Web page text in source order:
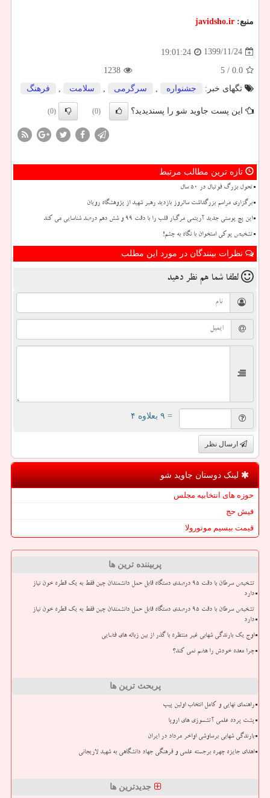
منبع: javidsho.ir
1399/11/24
19:01:24
0.0
/ 5
1238
تگهای خبر:
جشنواره سرگرمی سلامت فرهنگ
این پست جاوید شو را پسندیدید؟ (0)
(0)
تازه ترین مطالب مرتبط
تحول بزرگ فوتبال در ۵۰ سال
برگزاری مراسم بزرگداشت سالروز بازدید رهبر شهید از پژوهشگاه رویان
این پچ پوستی جدید آریتمی مرگبار قلب را با دقت ۹۹ و شش دهم درصد شناسایی می کند
تشخیص پوکی استخوان با نگاه به چشم!
نظرات بینندگان در مورد این مطلب
لطفا شما هم نظر دهید
= ۹ بعلاوه ۴
ارسال نظر
لینک دوستان جاوید شو
حوزه های انتخابیه مجلس
فیش حج
قیمت بیسیم موتورولا
پربیننده ترین ها
تشخیص سرطان با دقت ۹۵ درصدی دستگاه قابل حمل دانشمندان چین فقط به یک قطره خون نیاز
دارد
تشخیص سرطان با دقت ۹۵ درصدی دستگاه قابل حمل دانشمندان چین فقط به یک قطره خون نیاز
دارد
اوج یک بارندگی شهابی غیر منتظره با گذر از بین زباله های فضایی
چرا معده خودش را هضم نمی کند؟
پربحث ترین ها
راهنمای نهایی و کامل انتخاب اولین پیپ
پشت پرده علمی آتشسوزی های اروپا
بارندگی شهابی برساوشی اواخر مرداد در ایران
اهدای جایزه چهره برجسته علمی و فرهنگی جهاد دانشگاهی به شهید لاریجانی
جدیدترین ها